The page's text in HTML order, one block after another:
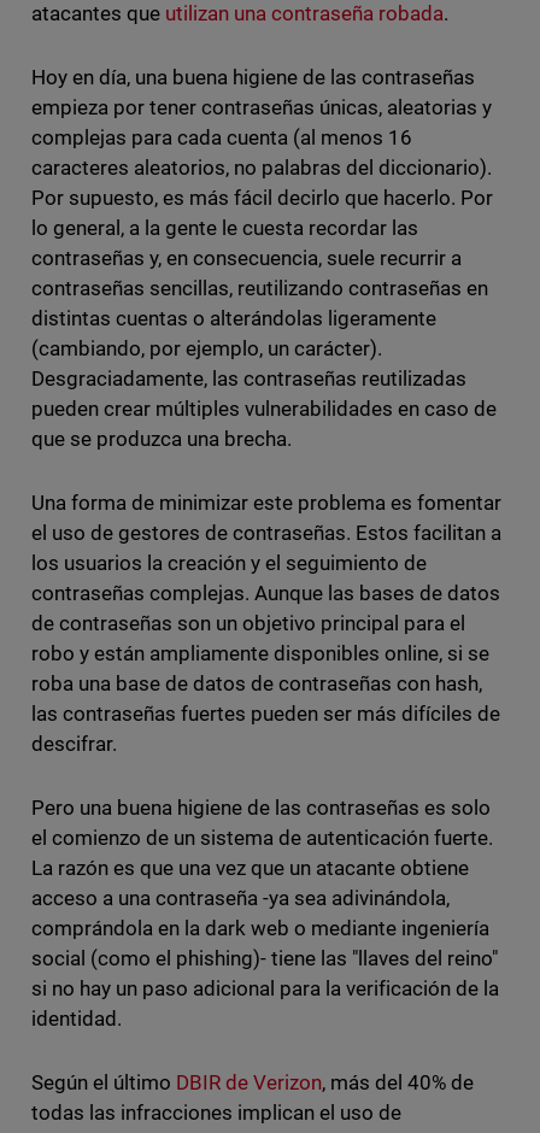
atacantes que utilizan una contraseña robada.
Hoy en día, una buena higiene de las contraseñas
empieza por tener contraseñas únicas, aleatorias y
complejas para cada cuenta (al menos 16
caracteres aleatorios, no palabras del diccionario).
Por supuesto, es más fácil decirlo que hacerlo. Por
lo general, a la gente le cuesta recordar las
contraseñas y, en consecuencia, suele recurrir a
contraseñas sencillas, reutilizando contraseñas en
distintas cuentas o alterándolas ligeramente
(cambiando, por ejemplo, un carácter).
Desgraciadamente, las contraseñas reutilizadas
pueden crear múltiples vulnerabilidades en caso de
que se produzca una brecha.
Una forma de minimizar este problema es fomentar
el uso de gestores de contraseñas. Estos facilitan a
los usuarios la creación y el seguimiento de
contraseñas complejas. Aunque las bases de datos
de contraseñas son un objetivo principal para el
robo y están ampliamente disponibles online, si se
roba una base de datos de contraseñas con hash,
las contraseñas fuertes pueden ser más difíciles de
descifrar.
Pero una buena higiene de las contraseñas es solo
el comienzo de un sistema de autenticación fuerte.
La razón es que una vez que un atacante obtiene
acceso a una contraseña -ya sea adivinándola,
comprándola en la dark web o mediante ingeniería
social (como el phishing)- tiene las "llaves del reino"
si no hay un paso adicional para la verificación de la
identidad.
Según el último DBIR de Verizon, más del 40% de
todas las infracciones implican el uso de